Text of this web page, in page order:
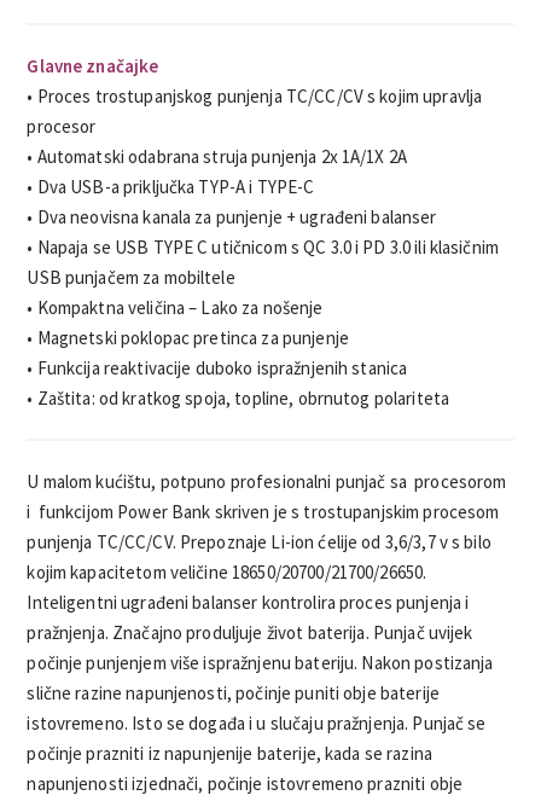
Glavne značajke
• Proces trostupanjskog punjenja TC/CC/CV s kojim upravlja
procesor
• Automatski odabrana struja punjenja 2x 1A/1X 2A
• Dva USB-a priključka TYP-A i TYPE-C
• Dva neovisna kanala za punjenje + ugrađeni balanser
• Napaja se USB TYPE C utičnicom s QC 3.0 i PD 3.0 ili klasičnim
USB punjačem za mobiltele
• Kompaktna veličina – Lako za nošenje
• Magnetski poklopac pretinca za punjenje
• Funkcija reaktivacije duboko ispražnjenih stanica
• Zaštita: od kratkog spoja, topline, obrnutog polariteta
U malom kućištu, potpuno profesionalni punjač sa procesorom
i funkcijom Power Bank skriven je s trostupanjskim procesom
punjenja TC/CC/CV. Prepoznaje Li-ion ćelije od 3,6/3,7 v s bilo
kojim kapacitetom veličine 18650/20700/21700/26650.
Inteligentni ugrađeni balanser kontrolira proces punjenja i
pražnjenja. Značajno produljuje život baterija. Punjač uvijek
počinje punjenjem više ispražnjenu bateriju. Nakon postizanja
slične razine napunjenosti, počinje puniti obje baterije
istovremeno. Isto se događa i u slučaju pražnjenja. Punjač se
počinje prazniti iz napunjenije baterije, kada se razina
napunjenosti izjednači, počinje istovremeno prazniti obje